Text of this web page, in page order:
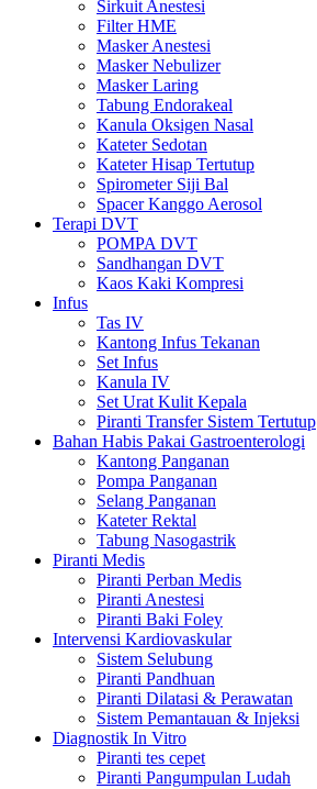
Sirkuit Anestesi
Filter HME
Masker Anestesi
Masker Nebulizer
Masker Laring
Tabung Endorakeal
Kanula Oksigen Nasal
Kateter Sedotan
Kateter Hisap Tertutup
Spirometer Siji Bal
Spacer Kanggo Aerosol
Terapi DVT
POMPA DVT
Sandhangan DVT
Kaos Kaki Kompresi
Infus
Tas IV
Kantong Infus Tekanan
Set Infus
Kanula IV
Set Urat Kulit Kepala
Piranti Transfer Sistem Tertutup
Bahan Habis Pakai Gastroenterologi
Kantong Panganan
Pompa Panganan
Selang Panganan
Kateter Rektal
Tabung Nasogastrik
Piranti Medis
Piranti Perban Medis
Piranti Anestesi
Piranti Baki Foley
Intervensi Kardiovaskular
Sistem Selubung
Piranti Pandhuan
Piranti Dilatasi & Perawatan
Sistem Pemantauan & Injeksi
Diagnostik In Vitro
Piranti tes cepet
Piranti Pangumpulan Ludah